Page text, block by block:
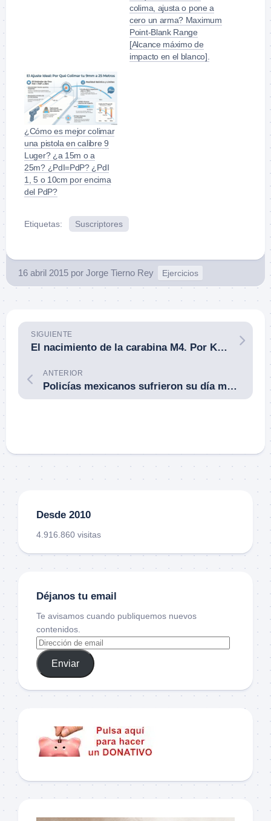
colima, ajusta o pone a
cero un arma? Maximum
Point-Blank Range
[Alcance máximo de
impacto en el blanco].
¿Cómo es mejor colimar
una pistola en calibre 9
Luger? ¿a 15m o a
25m? ¿PdI=PdP? ¿PdI
1, 5 o 10cm por encima
del PdP?
Etiquetas: Suscriptores
16 abril 2015 por Jorge Tierno Rey Ejercicios
SIGUIENTE
El nacimiento de la carabina M4. Por Kyle Defoor.
ANTERIOR
Policías mexicanos sufrieron su día más sangriento en años. Cártel de la droga embosca a un convoy policial en una carretera de montaña.
Desde 2010
4.916.860 visitas
Déjanos tu email
Te avisamos cuando publiquemos nuevos
contenidos.
Enviar